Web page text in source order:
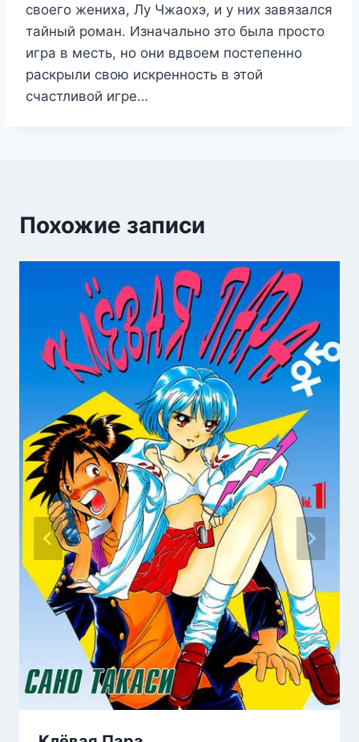
своего жениха, Лу Чжаохэ, и у них завязался
тайный роман. Изначально это была просто
игра в месть, но они вдвоем постепенно
раскрыли свою искренность в этой
счастливой игре…
Похожие записи